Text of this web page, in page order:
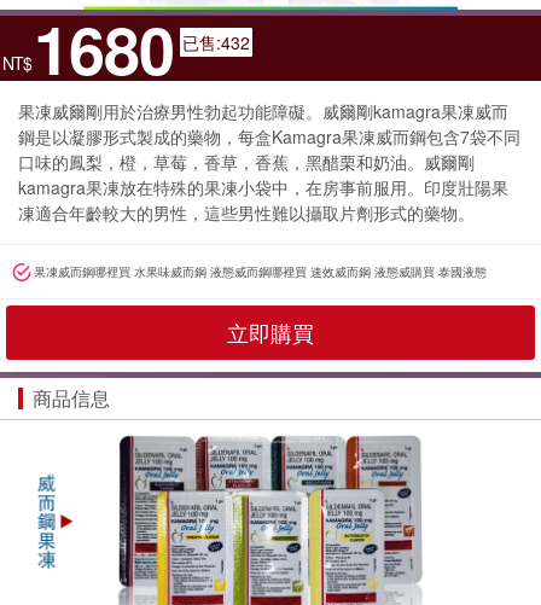
NT$1680 已售:432
果凍威爾剛用於治療男性勃起功能障礙。威爾剛kamagra果凍威而
鋼是以凝膠形式製成的藥物，每盒Kamagra果凍威而鋼包含7袋不同
口味的鳳梨，橙，草莓，香草，香蕉，黑醋栗和奶油。威爾剛
kamagra果凍放在特殊的果凍小袋中，在房事前服用。印度壯陽果
凍適合年齡較大的男性，這些男性難以攝取片劑形式的藥物。
果凍威而鋼哪裡買 水果味威而鋼 液態威而鋼哪裡買 速效威而鋼 液態威購買 泰國液態
立即購買
商品信息